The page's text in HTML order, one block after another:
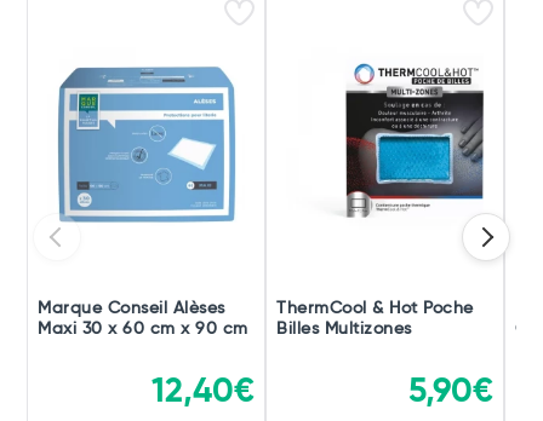
Marque Conseil Alèses
Maxi 30 x 60 cm x 90 cm
12,40€
ThermCool & Hot Poche
Billes Multizones
5,90€